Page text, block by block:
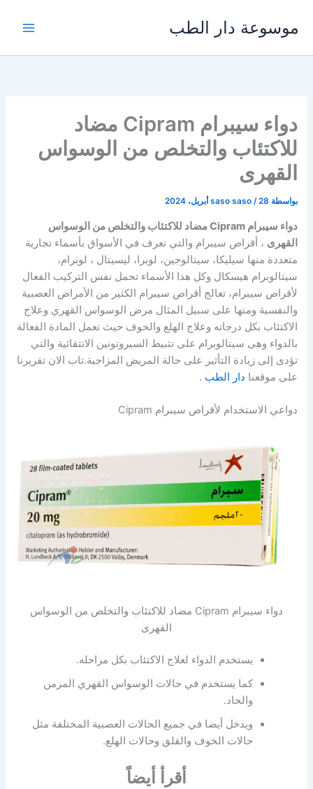
المحتوى
موسوعة دار الطب
دواء سيبرام Cipram مضاد
للاكتئاب والتخلص من الوسواس
القهرى
بواسطة saso saso /28 أبريل، 2024
دواء سيبرام Cipram مضاد للاكتئاب والتخلص من الوسواس
القهرى ، أقراص سيبرام والتي تعرف في الأسواق بأسماء تجارية
متعددة منها سيليكا، سيتالوجين، لوبرا، ليسيتال ، لوبرام،
سيتالوبرام هيسكال وكل هذا الأسماء تحمل نفس التركيب الفعال
لأقراص سيبرام، تعالج أقراص سيبرام الكثير من الأمراض العصبية
والنفسية ومنها على سبيل المثال مرض الوسواس القهري وعلاج
الاكتئاب بكل درجاته وعلاج الهلع والخوف حيث تعمل المادة الفعالة
بالدواء وهى سيتالوبرام على تثبيط السيروتونين الانتقائية والتي
تؤدى إلى زيادة التأثير على حالة المريض المزاجية.تاب الان تقريرنا
على موقعنا دار الطب .
دواعي الاستخدام لأقراص سيبرام Cipram
دواء سيبرام Cipram مضاد للاكتئاب والتخلص من الوسواس
القهرى
يستخدم الدواء لعلاج الاكتئاب بكل مراحله.
كما يستخدم في حالات الوسواس القهري المزمن
والحاد.
ويدخل أيضا في جميع الحالات العصبية المختلفة مثل
حالات الخوف والقلق وحالات الهلع.
أقرأ أيضاً